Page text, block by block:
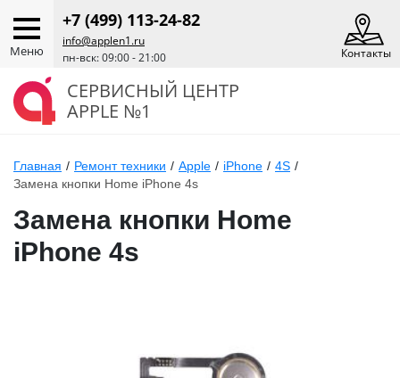
Меню
+7 (499) 113-24-82
info@applen1.ru
пн-вск: 09:00 - 21:00
Контакты
СЕРВИСНЫЙ ЦЕНТР
APPLE №1
Главная / Ремонт техники / Apple / iPhone / 4S /
Замена кнопки Home iPhone 4s
Замена кнопки Home
iPhone 4s